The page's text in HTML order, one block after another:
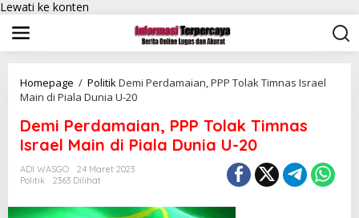
Lewati ke konten
Homepage / PolitikDemi Perdamaian, PPP Tolak Timnas Israel
Main di Piala Dunia U-20
Demi Perdamaian, PPP Tolak Timnas
Israel Main di Piala Dunia U-20
ADI WASGO
24 Maret 2023
Politik
2363 Dilihat